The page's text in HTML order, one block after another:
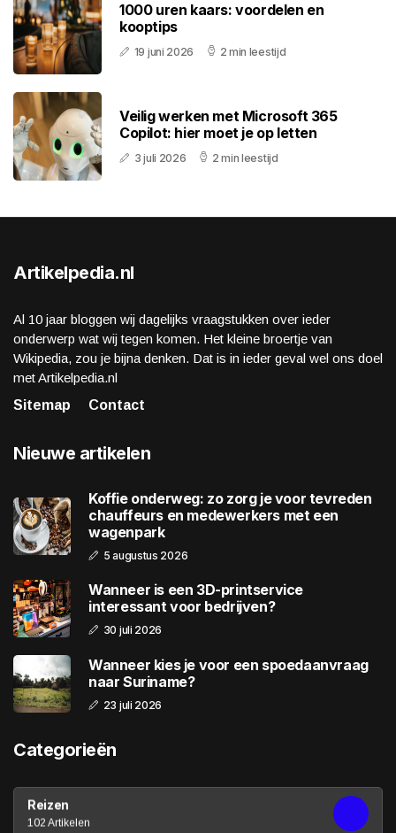
1000 uren kaars: voordelen en
kooptips
19 juni 2026 2 min leestijd
Veilig werken met Microsoft 365
Copilot: hier moet je op letten
3 juli 2026 2 min leestijd
Artikelpedia.nl
Al 10 jaar bloggen wij dagelijks vraagstukken over ieder
onderwerp wat wij tegen komen. Het kleine broertje van
Wikipedia, zou je bijna denken. Dat is in ieder geval wel ons doel
met Artikelpedia.nl
Sitemap
Contact
Nieuwe artikelen
Koffie onderweg: zo zorg je voor tevreden
chauffeurs en medewerkers met een
wagenpark
5 augustus 2026
Wanneer is een 3D-printservice
interessant voor bedrijven?
30 juli 2026
Wanneer kies je voor een spoedaanvraag
naar Suriname?
23 juli 2026
Categorieën
Reizen
102 Artikelen